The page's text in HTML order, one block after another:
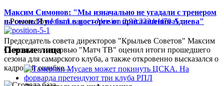
Максим Симонов: "Мы изначально не угадали с тренером
на сезон. Я не был в восторге от приглашения Адиева"
Председатель совета директоров "Крыльев Советов" Максим
Симонов в интервью "Матч ТВ" оценил итоги прошедшего
сезона для самарского клуба, а также откровенно высказался о
кадровой ошибке...
:: Powered byJoomLeague-Version 2.92.222.b1f70a5::
Первые лица